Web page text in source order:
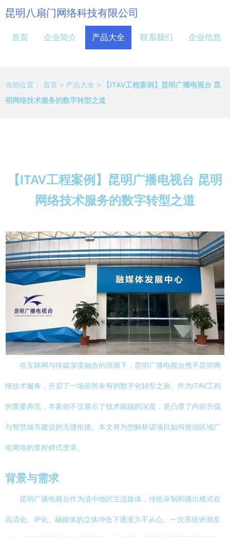
昆明八扇门网络科技有限公司
首页 企业简介 产品大全 联系我们 企业信息
当前位置： 首页 > 产品大全 >
【ITAV工程案例】昆明广播电视台 昆
明网络技术服务的数字转型之道
【ITAV工程案例】昆明广播电视台 昆明
网络技术服务的数字转型之道
在互联网与传媒深度融合的浪潮下，昆明广播电视台携手昆明网
络技术服务，开启了一场前所未有的数字化转型之旅。作为ITAV工程
的重要典范，本案例不仅展示了技术赋能的深度，更凸显了内容升级
与智慧城市建设的无缝衔接。本文将为您解析该项目如何推动区域广
电网络的里程碑式变革。
背景与需求
昆明广播电视台作为滇中地区主流媒体，传统录制和播出模式在
高清化、IP化、融媒体的立体冲击下逐渐力不从心。一次系统评测发